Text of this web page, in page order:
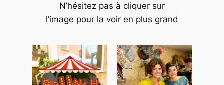
N’hésitez pas à cliquer sur
l’image pour la voir en plus grand